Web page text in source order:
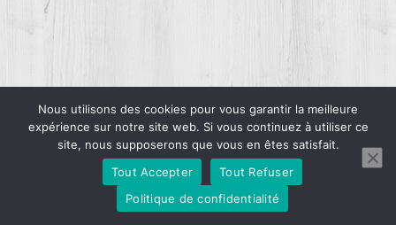
Nous utilisons des cookies pour vous garantir la meilleure
expérience sur notre site web. Si vous continuez à utiliser ce
site, nous supposerons que vous en êtes satisfait.
Tout Accepter
Tout Refuser
Politique de confidentialité